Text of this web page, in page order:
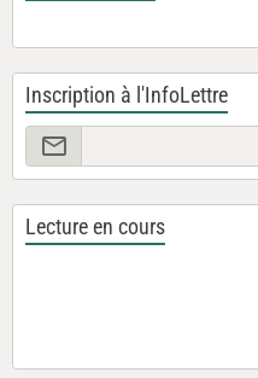
Inscription à l'InfoLettre
Lecture en cours